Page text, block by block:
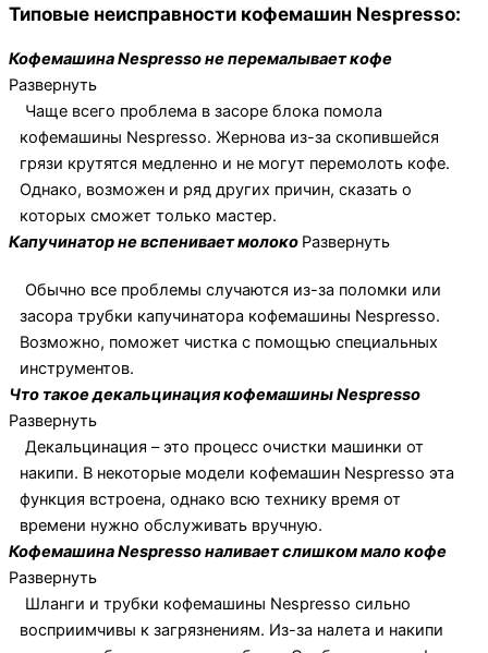
Типовые неисправности кофемашин Nespresso:
Кофемашина Nespresso не перемалывает кофе
Развернуть
Чаще всего проблема в засоре блока помола
кофемашины Nespresso. Жернова из-за скопившейся
грязи крутятся медленно и не могут перемолоть кофе.
Однако, возможен и ряд других причин, сказать о
которых сможет только мастер.
Капучинатор не вспенивает молоко Развернуть
Обычно все проблемы случаются из-за поломки или
засора трубки капучинатора кофемашины Nespresso.
Возможно, поможет чистка с помощью специальных
инструментов.
Что такое декальцинация кофемашины Nespresso
Развернуть
Декальцинация – это процесс очистки машинки от
накипи. В некоторые модели кофемашин Nespresso эта
функция встроена, однако всю технику время от
времени нужно обслуживать вручную.
Кофемашина Nespresso наливает слишком мало кофе
Развернуть
Шланги и трубки кофемашины Nespresso сильно
восприимчивы к загрязнениям. Из-за налета и накипи